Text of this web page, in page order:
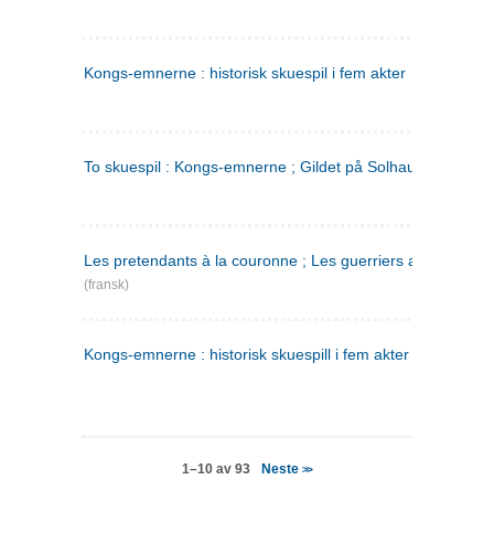
Kongs-emnerne : historisk skuespil i fem akter
To skuespil : Kongs-emnerne ; Gildet på Solhaug
Les pretendants à la couronne ; Les guerriers a Helgeland
(fransk)
Kongs-emnerne : historisk skuespill i fem akter
1–10 av 93 Neste>>